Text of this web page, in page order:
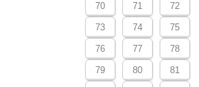
70 71 72
73 74 75
76 77 78
79 80 81